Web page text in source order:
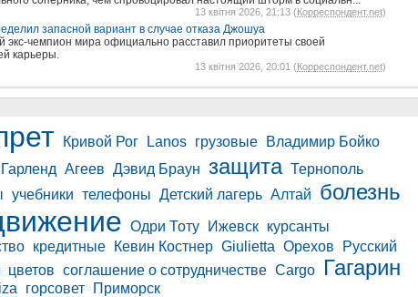
13 квітня 2026, 21:13 (Корреспондент.net)
запасной вариант в случае отказа Джошуа
экс-чемпион мира официально расставил приоритеты своей
карьеры.
13 квітня 2026, 20:01 (Корреспондент.net)
Кривой Рог Lanos грузовые
Владимир Бойко
Агеев Дэвид Браун защита Тернополь
учебники телефоны Детский лагерь Алтай болезнь
Одри Тоту Ижевск курсанты
кредитные Кевин Костнер Giulietta Орехов
Русский
цветов соглашение о сотрудничестве Cargo Гагарин
горсовет Приморск